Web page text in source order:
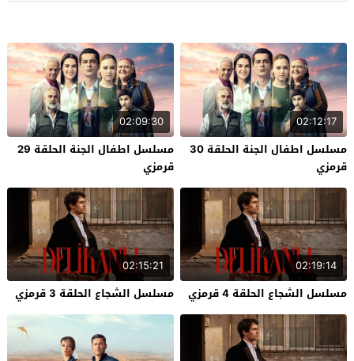
02:12:17
مسلسل اطفال الجنة الحلقة 30
قرمزي
02:09:30
مسلسل اطفال الجنة الحلقة 29
قرمزي
02:19:14
مسلسل الشجاع الحلقة 4 قرمزي
02:15:21
مسلسل الشجاع الحلقة 3 قرمزي